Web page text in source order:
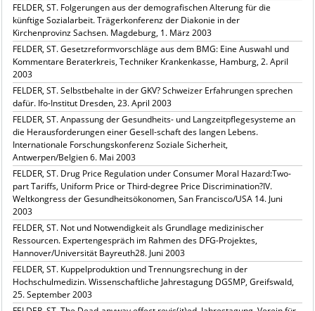
FELDER, ST. Folgerungen aus der demografischen Alterung für die
künftige Sozialarbeit. Trägerkonferenz der Diakonie in der
Kirchenprovinz Sachsen. Magdeburg, 1. März 2003
FELDER, ST. Gesetzreformvorschläge aus dem BMG: Eine Auswahl und
Kommentare Beraterkreis, Techniker Krankenkasse, Hamburg, 2. April
2003
FELDER, ST. Selbstbehalte in der GKV? Schweizer Erfahrungen sprechen
dafür. Ifo-Institut Dresden, 23. April 2003
FELDER, ST. Anpassung der Gesundheits- und Langzeitpflegesysteme an
die Herausforderungen einer Gesell-schaft des langen Lebens.
Internationale Forschungskonferenz Soziale Sicherheit,
Antwerpen/Belgien 6. Mai 2003
FELDER, ST. Drug Price Regulation under Consumer Moral Hazard:Two-
part Tariffs, Uniform Price or Third-degree Price Discrimination?IV.
Weltkongress der Gesundheitsökonomen, San Francisco/USA 14. Juni
2003
FELDER, ST. Not und Notwendigkeit als Grundlage medizinischer
Ressourcen. Expertengespräch im Rahmen des DFG-Projektes,
Hannover/Universität Bayreuth28. Juni 2003
FELDER, ST. Kuppelproduktion und Trennungsrechung in der
Hochschulmedizin. Wissenschaftliche Jahrestagung DGSMP, Greifswald,
25. September 2003